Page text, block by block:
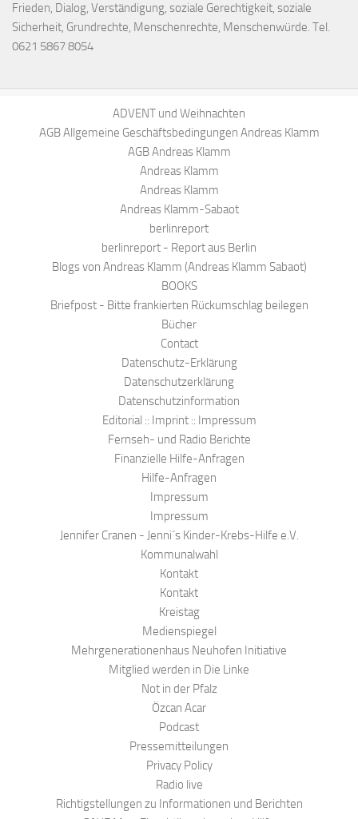
Frieden, Dialog, Verständigung, soziale Gerechtigkeit, soziale
Sicherheit, Grundrechte, Menschenrechte, Menschenwürde. Tel.
0621 5867 8054
ADVENT und Weihnachten
AGB Allgemeine Geschäftsbedingungen Andreas Klamm
AGB Andreas Klamm
Andreas Klamm
Andreas Klamm
Andreas Klamm-Sabaot
berlinreport
berlinreport - Report aus Berlin
Blogs von Andreas Klamm (Andreas Klamm Sabaot)
BOOKS
Briefpost - Bitte frankierten Rückumschlag beilegen
Bücher
Contact
Datenschutz-Erklärung
Datenschutzerklärung
Datenschutzinformation
Editorial :: Imprint :: Impressum
Fernseh- und Radio Berichte
Finanzielle Hilfe-Anfragen
Hilfe-Anfragen
Impressum
Impressum
Jennifer Cranen - Jenni´s Kinder-Krebs-Hilfe e.V.
Kommunalwahl
Kontakt
Kontakt
Kreistag
Medienspiegel
Mehrgenerationenhaus Neuhofen Initiative
Mitglied werden in Die Linke
Not in der Pfalz
Özcan Acar
Podcast
Pressemitteilungen
Privacy Policy
Radio live
Richtigstellungen zu Informationen und Berichten